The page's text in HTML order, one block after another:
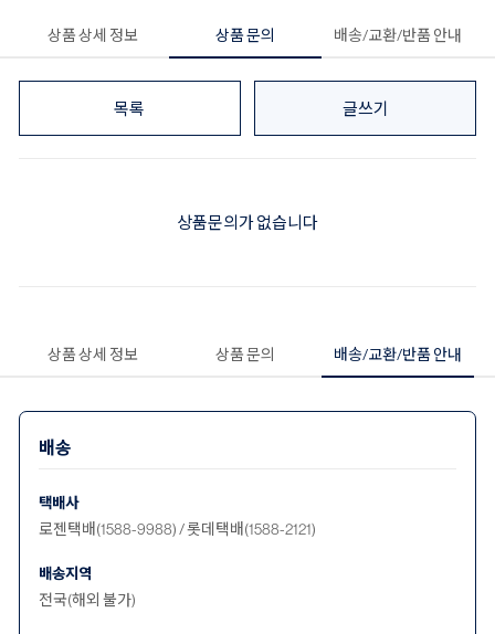
상품 상세 정보 상품 문의 배송/교환/반품 안내
목록 글쓰기
상품문의가 없습니다
상품 상세 정보 상품 문의 배송/교환/반품 안내
배송
택배사
로젠택배(1588-9988) / 롯데택배(1588-2121)
배송지역
전국(해외 불가)